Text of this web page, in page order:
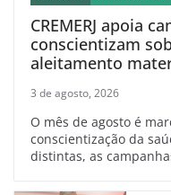
CREMERJ apoia
conscientizam
aleitamento
3 de agosto, 2026
O mês de agosto é
conscientização da
distintas, as